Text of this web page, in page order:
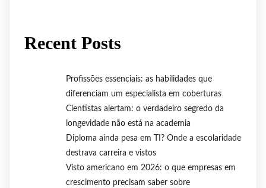
Recent Posts
Profissões essenciais: as habilidades que
diferenciam um especialista em coberturas
Cientistas alertam: o verdadeiro segredo da
longevidade não está na academia
Diploma ainda pesa em TI? Onde a escolaridade
destrava carreira e vistos
Visto americano em 2026: o que empresas em
crescimento precisam saber sobre